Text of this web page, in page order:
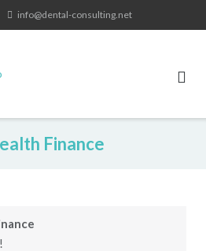
info@dental-consulting.net
Finance